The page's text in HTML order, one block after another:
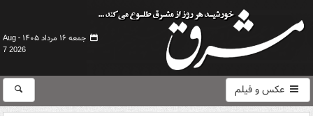
جمعه ۱۶ مرداد ۱۴۰۵ -
Aug
7 2026
عکس و فیلم